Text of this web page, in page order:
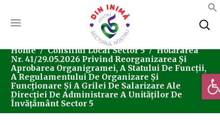
Home Consiliul Local Sector 5
Hotărârea
Nr. 41/29.05.2026 Privind Reorganizarea Și
Aprobarea Organigramei, A Statului De Funcții,
A Regulamentului De Organizare Și
Funcționare Și A Grilei De Salarizare Ale
Direcției De Administrare A Unităților De
Învățământ Sector 5